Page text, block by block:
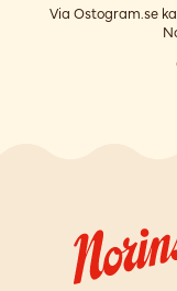
Via Ostogram.se